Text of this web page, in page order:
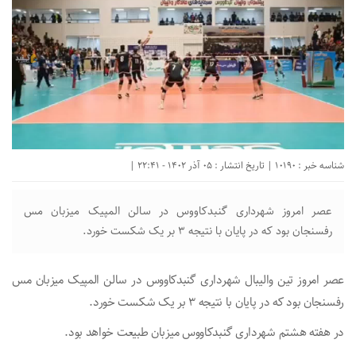
شناسه خبر : 10190 | تاریخ انتشار : 05 آذر 1402 - 22:41 |
عصر‌ امروز شهرداری گنبدکاووس در سالن المپیک میزبان مس
رفسنجان بود که در پایان با نتیجه ۳ بر یک شکست خورد.
عصر‌ امروز تین والیبال شهرداری گنبدکاووس در سالن المپیک میزبان مس
رفسنجان بود که در پایان با نتیجه ۳ بر یک شکست خورد.
در هفته هشتم شهرداری گنبدکاووس میزبان طبیعت خواهد بود.